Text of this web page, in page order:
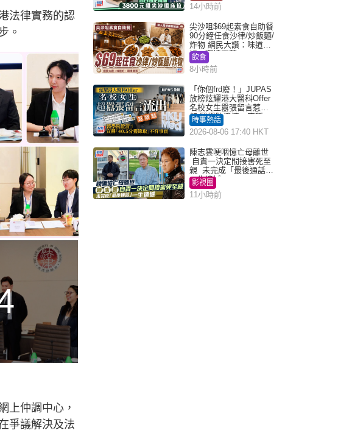
法律實務的認
。
上仲調中心，
爭議解決及法
14小時前
尖沙咀$69起素食自助餐
90分鐘任食沙律/炒飯麵/
炸物 網民大讚：味道
好，環境闊落
飲食
8小時前
「你個frd廢！」JUPAS
放榜炫耀港大醫科Offer
名校女生囂張留言惹眾
怒 醫學院澄清：宣稱
「40.5分獲錄取」不符事
實｜Juicy叮
時事熱話
2026-08-06 17:40 HKT
陳志雲哽咽憶亡母離世
自責一決定間接害死至
親 未完成「最後通話」
一生遺憾
影視圈
11小時前